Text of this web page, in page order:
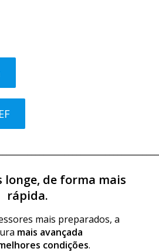
longe, de forma mais
rápida.
mais preparados, a
mais avançada
condições.